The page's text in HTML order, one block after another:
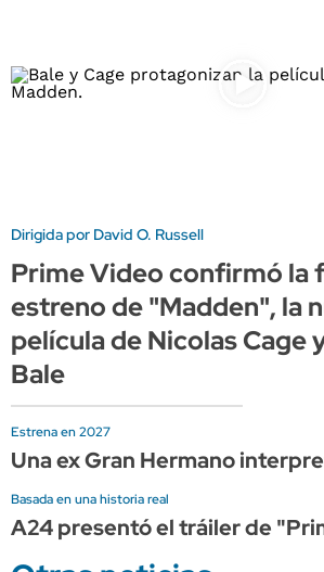
Dirigida por David O. Russell
Prime Video confirmó la
estreno de "Madden", la
película de Nicolas Cage
Bale
Estrena en 2027
Una ex Gran Hermano
Basada en una historia real
A24 presentó el tráiler de